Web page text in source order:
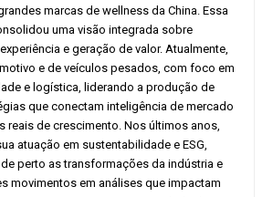
marcas de wellness da China. Essa
uma visão integrada sobre
e geração de valor. Atualmente,
e de veículos pesados, com foco em
e logística, liderando a produção de
que conectam inteligência de mercado
reais de crescimento. Nos últimos anos,
atuação em sustentabilidade e ESG,
perto as transformações da indústria e
movimentos em análises que impactam